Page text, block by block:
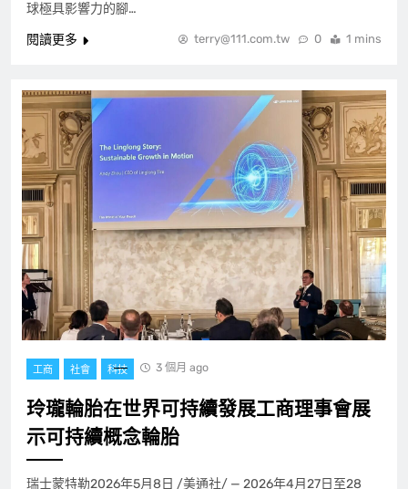
球極具影響力的腳…
閱讀更多
terry@111.com.tw 0 1 mins
工商 社會 科技 3 個月 ago
玲瓏輪胎在世界可持續發展工商理事會展
示可持續概念輪胎
瑞士蒙特勒2026年5月8日 /美通社/ — 2026年4月27日至28